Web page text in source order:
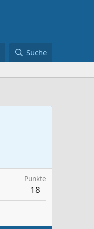
Suche
Punkte
18